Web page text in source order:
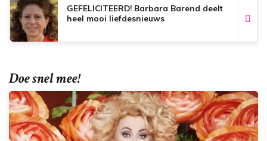
GEFELICITEERD! Barbara Barend deelt
heel mooi liefdesnieuws
Doe snel mee!